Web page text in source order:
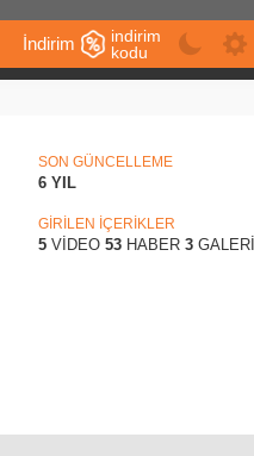
İndirim
Önerileri
indirim
kodu
SON GÜNCELLEME
6 YIL
GİRİLEN İÇERİKLER
5 VİDEO 53 HABER 3 GALERİ